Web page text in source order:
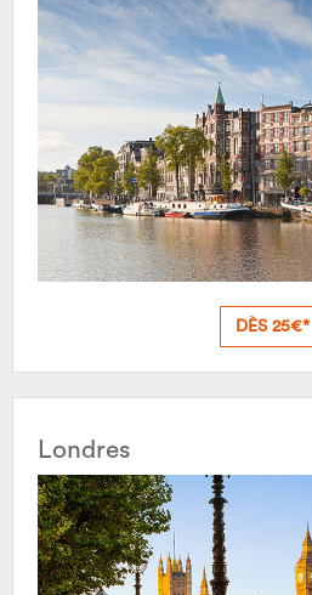
DÈS 25€*
Londres